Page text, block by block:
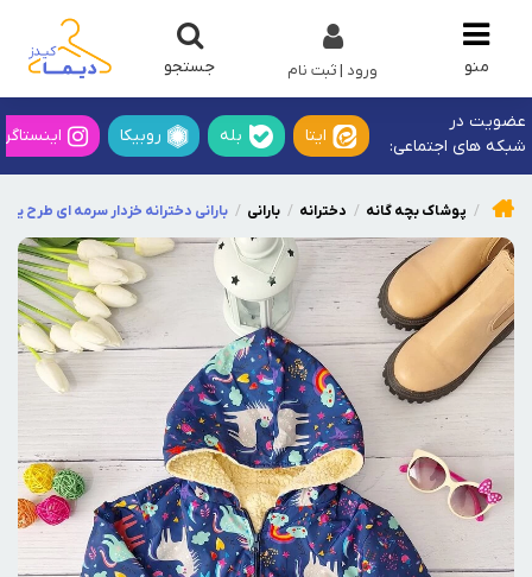
منو جستجو ورود | ثبت نام
عضویت در
شبکه های اجتماعی:
ایتا بله روبیکا
پوشاک بچه گانه دخترانه بارانی بارانی دخترانه خزدار سرمه ای طرح